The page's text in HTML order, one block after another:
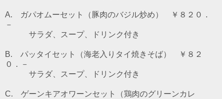
A. ガパオムーセット（豚肉のバジル炒め） ￥８２０．
－
サラダ、スープ、ドリンク付き
B. パッタイセット（海老入りタイ焼きそば） ￥８２
０．－
サラダ、スープ、ドリンク付き
C. ゲーンキアオワーンセット（鶏肉のグリーンカレ